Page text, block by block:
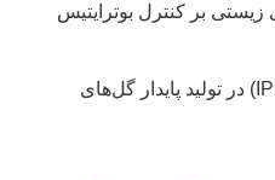
زیستی بر کنترل بوترایتیس
مدیریت یکپارچه آفات (IPM) در تولید پایدار گل‌های